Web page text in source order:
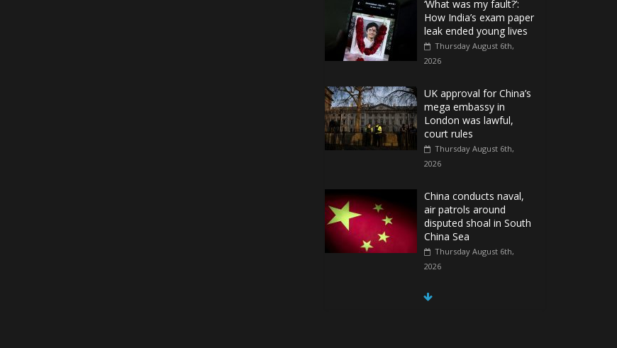
‘What was my fault?’:
How India’s exam paper
leak ended young lives
Thursday August 6th,
2026
UK approval for China’s
mega embassy in
London was lawful,
court rules
Thursday August 6th,
2026
China conducts naval,
air patrols around
disputed shoal in South
China Sea
Thursday August 6th,
2026
Spain Regains Control